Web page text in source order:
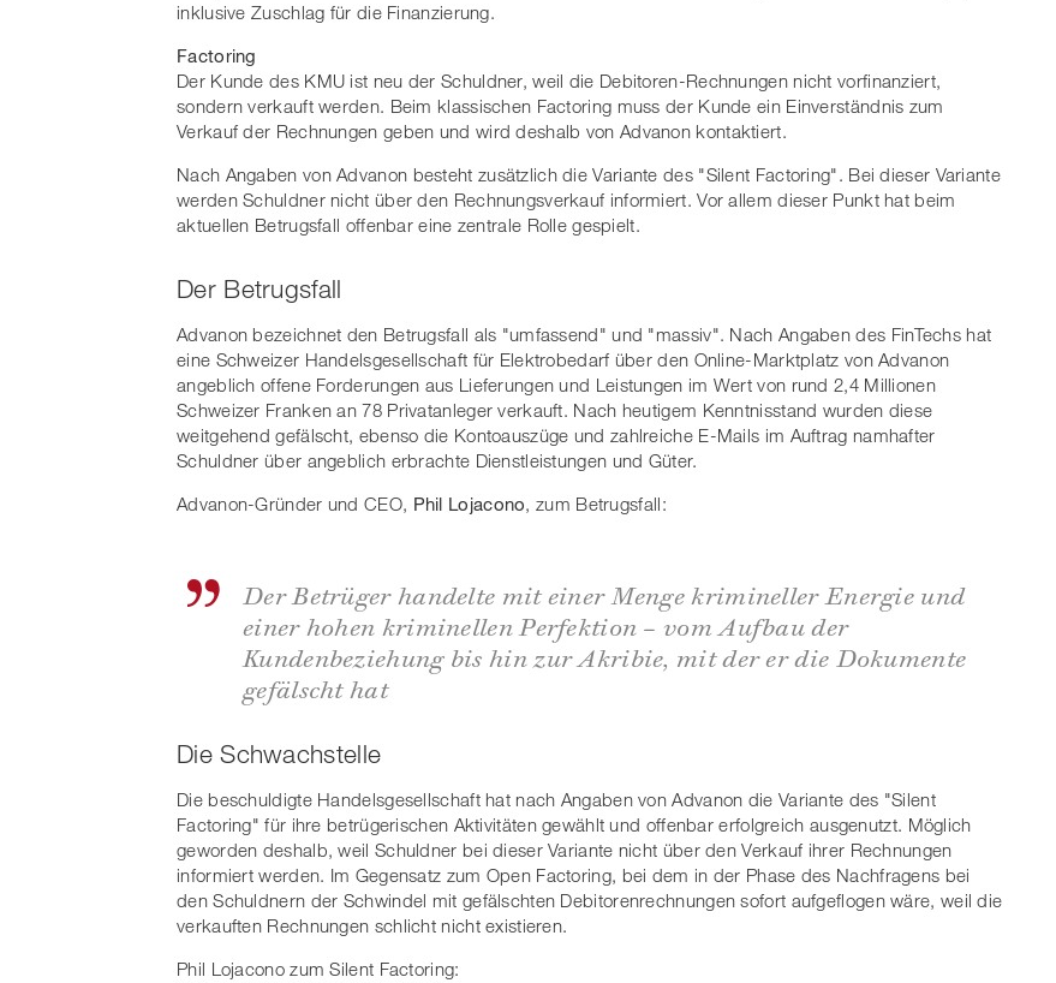
inklusive Zuschlag für die Finanzierung.
Factoring
Der Kunde des KMU ist neu der Schuldner, weil die Debitoren-Rechnungen nicht vorfinanziert,
sondern verkauft werden. Beim klassischen Factoring muss der Kunde ein Einverständnis zum
Verkauf der Rechnungen geben und wird deshalb von Advanon kontaktiert.
Nach Angaben von Advanon besteht zusätzlich die Variante des "Silent Factoring". Bei dieser Variante
werden Schuldner nicht über den Rechnungsverkauf informiert. Vor allem dieser Punkt hat beim
aktuellen Betrugsfall offenbar eine zentrale Rolle gespielt.
Der Betrugsfall
Advanon bezeichnet den Betrugsfall als "umfassend" und "massiv". Nach Angaben des FinTechs hat
eine Schweizer Handelsgesellschaft für Elektrobedarf über den Online-Marktplatz von Advanon
angeblich offene Forderungen aus Lieferungen und Leistungen im Wert von rund 2,4 Millionen
Schweizer Franken an 78 Privatanleger verkauft. Nach heutigem Kenntnisstand wurden diese
weitgehend gefälscht, ebenso die Kontoauszüge und zahlreiche E-Mails im Auftrag namhafter
Schuldner über angeblich erbrachte Dienstleistungen und Güter.
Advanon-Gründer und CEO, Phil Lojacono, zum Betrugsfall:
Der Betrüger handelte mit einer Menge krimineller Energie und
einer hohen kriminellen Perfektion – vom Aufbau der
Kundenbeziehung bis hin zur Akribie, mit der er die Dokumente
gefälscht hat
Die Schwachstelle
Die beschuldigte Handelsgesellschaft hat nach Angaben von Advanon die Variante des "Silent
Factoring" für ihre betrügerischen Aktivitäten gewählt und offenbar erfolgreich ausgenutzt. Möglich
geworden deshalb, weil Schuldner bei dieser Variante nicht über den Verkauf ihrer Rechnungen
informiert werden. Im Gegensatz zum Open Factoring, bei dem in der Phase des Nachfragens bei
den Schuldnern der Schwindel mit gefälschten Debitorenrechnungen sofort aufgeflogen wäre, weil die
verkauften Rechnungen schlicht nicht existieren.
Phil Lojacono zum Silent Factoring: